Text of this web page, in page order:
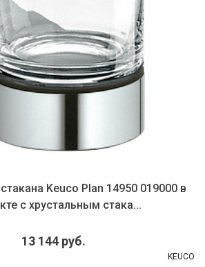
Keuco Plan 14950 019000 в
с хрустальным стака...
13 144 руб.
KEUCO